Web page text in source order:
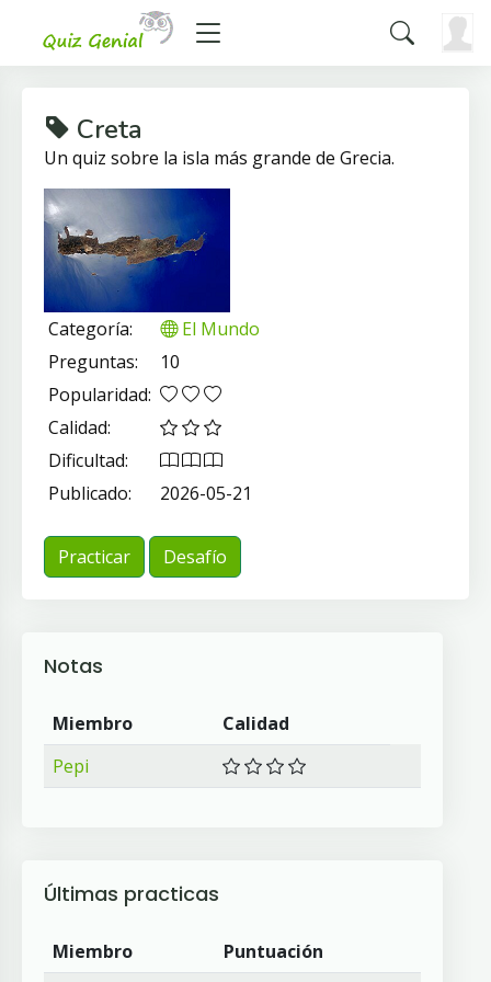
Creta
Un quiz sobre la isla más grande de Grecia.
Categoría:
El Mundo
Preguntas:
10
Popularidad:
Calidad:
Dificultad:
Publicado:
2026-05-21
Practicar Desafío
Notas
Miembro
Calidad
Pepi
Últimas practicas
Miembro Puntuación